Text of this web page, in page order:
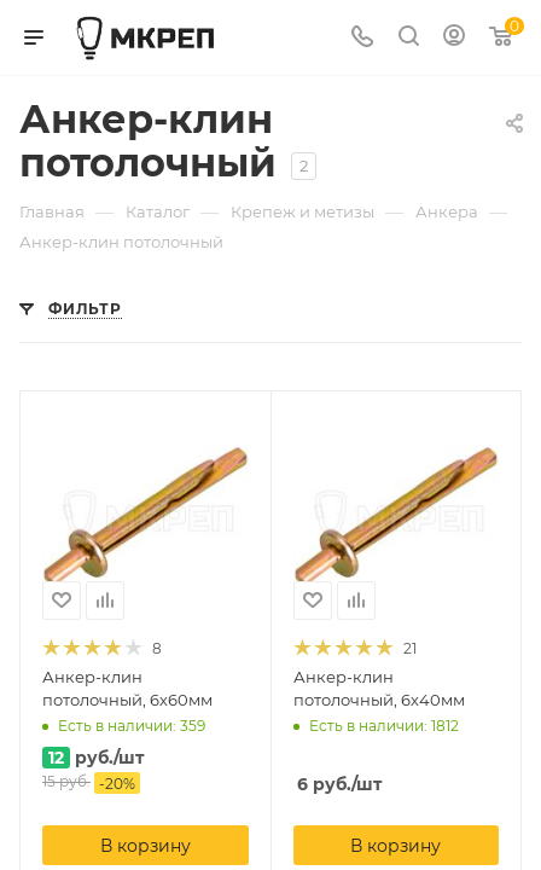
0
Анкер-клин
потолочный
2
Главная — Каталог — Крепеж и метизы — Анкера —
Анкер-клин потолочный
ФИЛЬТР
8
Анкер-клин
потолочный, 6х60мм
Есть в наличии: 359
12 руб./шт
15руб. -20%
В корзину
21
Анкер-клин
потолочный, 6х40мм
Есть в наличии: 1812
6руб./шт
В корзину